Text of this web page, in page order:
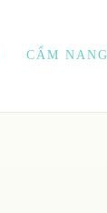
CẨM NANG